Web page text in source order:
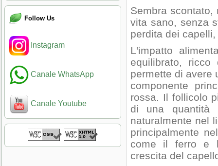
Follow Us
Instagram
Canale WhatsApp
Canale Youtube
Sembra
vita sano, senza
perdita dei
L'impatto
equilibrato,
permette di avere
componente
rossa. Il follicolo
di una quantità
naturalmente nel
principalmente
come il ferro e
crescita del